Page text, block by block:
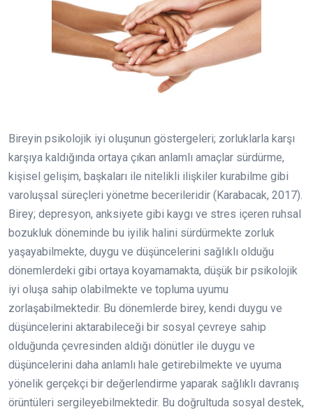
Bireyin psikolojik iyi oluşunun göstergeleri; zorluklarla karşı
karşıya kaldığında ortaya çıkan anlamlı amaçlar sürdürme,
kişisel gelişim, başkaları ile nitelikli ilişkiler kurabilme gibi
varoluşsal süreçleri yönetme becerileridir (Karabacak, 2017).
Birey; depresyon, anksiyete gibi kaygı ve stres içeren ruhsal
bozukluk döneminde bu iyilik halini sürdürmekte zorluk
yaşayabilmekte, duygu ve düşüncelerini sağlıklı olduğu
dönemlerdeki gibi ortaya koyamamakta, düşük bir psikolojik
iyi oluşa sahip olabilmekte ve topluma uyumu
zorlaşabilmektedir. Bu dönemlerde birey, kendi duygu ve
düşüncelerini aktarabileceği bir sosyal çevreye sahip
olduğunda çevresinden aldığı dönütler ile duygu ve
düşüncelerini daha anlamlı hale getirebilmekte ve uyuma
yönelik gerçekçi bir değerlendirme yaparak sağlıklı davranış
örüntüleri sergileyebilmektedir. Bu doğrultuda sosyal destek,